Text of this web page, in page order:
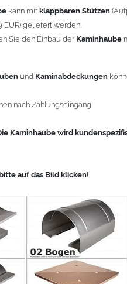
kann mit klappbaren Stützen
EUR) geliefert werden.
Sie den Einbau der Kaminhaube
und Kaminabdeckungen
nach Zahlungseingang
Kaminhaube wird
auf das Bild klicken!